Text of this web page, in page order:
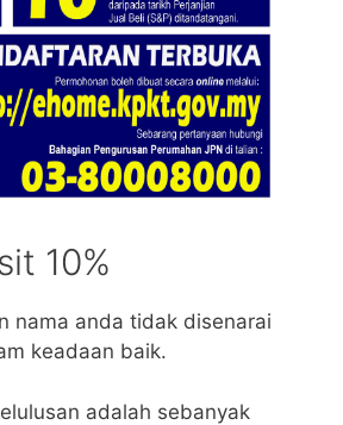
10%
nama anda tidak disenarai
keadaan baik.
adalah sebanyak